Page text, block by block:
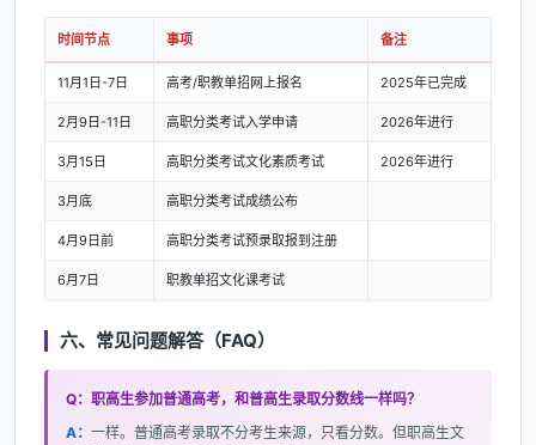
时间节点 事项 备注
11月1日-7日 高考/职教单招网上报名 2025年已完成
2月9日-11日 高职分类考试入学申请 2026年进行
3月15日 高职分类考试文化素质考试 2026年进行
3月底 高职分类考试成绩公布
4月9日前 高职分类考试预录取报到注册
6月7日 职教单招文化课考试
六、常见问题解答（FAQ）
Q：职高生参加普通高考，和普高生录取分数线一样吗？
A： 一样。普通高考录取不分考生来源，只看分数。但职高生文